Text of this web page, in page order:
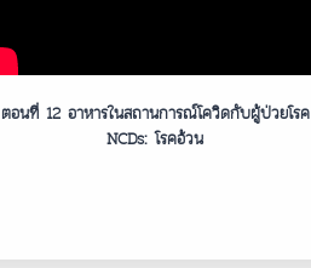
ตอนที่ 12 อาหารในสถานการณ์โควิดกับผู้ป่วยโรค
NCDs: โรคอ้วน